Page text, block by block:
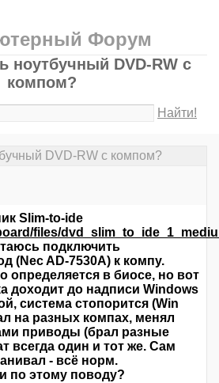
Форум
ноутбучный DVD-RW с
компом?
Найти!
DVD-RW с компом?
Slim-to-ide
files/
подключить
(Nec AD-7530A) к компу.
определяется в биосе, но вот
доходит до надписи Windows
система стопорится (Win
на разных компах, менял
приводы (брал разные
всегда один и тот же. Сам
- всё норм.
по этому поводу?